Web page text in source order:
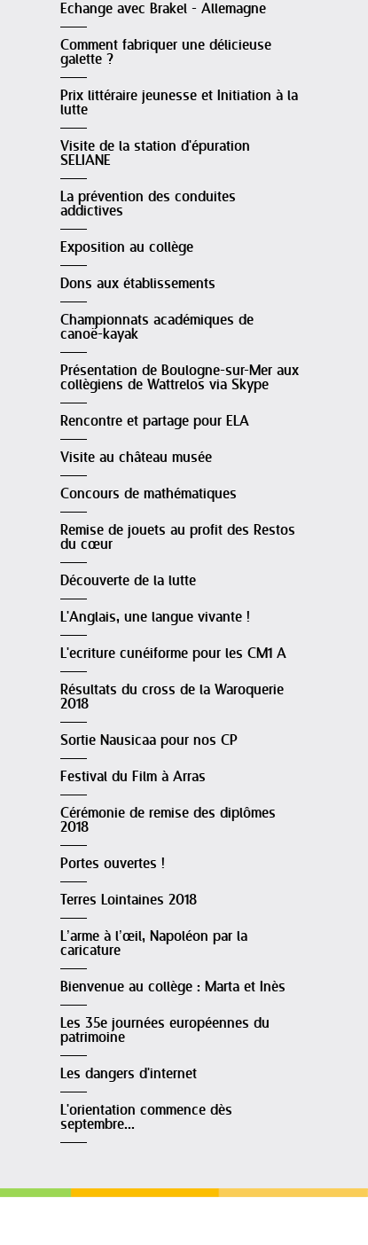
Echange avec Brakel - Allemagne
Comment fabriquer une délicieuse
galette ?
Prix littéraire jeunesse et Initiation à la
lutte
Visite de la station d'épuration
SELIANE
La prévention des conduites
addictives
Exposition au collège
Dons aux établissements
Championnats académiques de
canoë-kayak
Présentation de Boulogne-sur-Mer aux
collègiens de Wattrelos via Skype
Rencontre et partage pour ELA
Visite au château musée
Concours de mathématiques
Remise de jouets au profit des Restos
du cœur
Découverte de la lutte
L'Anglais, une langue vivante !
L'ecriture cunéiforme pour les CM1 A
Résultats du cross de la Waroquerie
2018
Sortie Nausicaa pour nos CP
Festival du Film à Arras
Cérémonie de remise des diplômes
2018
Portes ouvertes !
Terres Lointaines 2018
L’arme à l’œil, Napoléon par la
caricature
Bienvenue au collège : Marta et Inès
Les 35e journées européennes du
patrimoine
Les dangers d'internet
L'orientation commence dès
septembre...